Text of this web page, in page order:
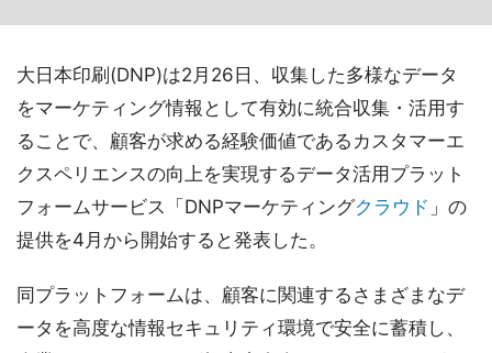
大日本印刷(DNP)は2月26日、収集した多様なデータ
をマーケティング情報として有効に統合収集・活用す
ることで、顧客が求める経験価値であるカスタマーエ
クスペリエンスの向上を実現するデータ活用プラット
フォームサービス「DNPマーケティングクラウド 」の
提供を4月から開始すると発表した。
同プラットフォームは、顧客に関連するさまざまなデ
ータを高度な情報セキュリティ環境で安全に蓄積し、